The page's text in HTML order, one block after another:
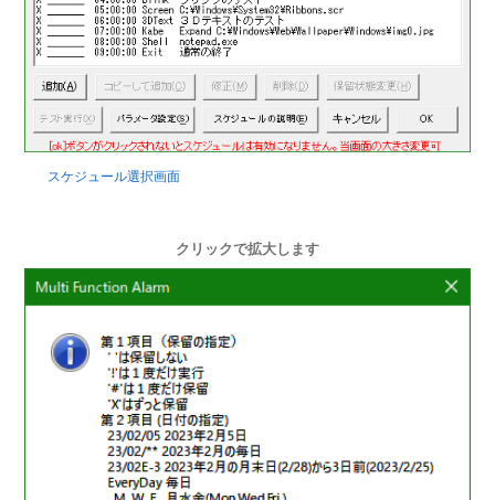
スケジュール選択画面
クリックで拡大します